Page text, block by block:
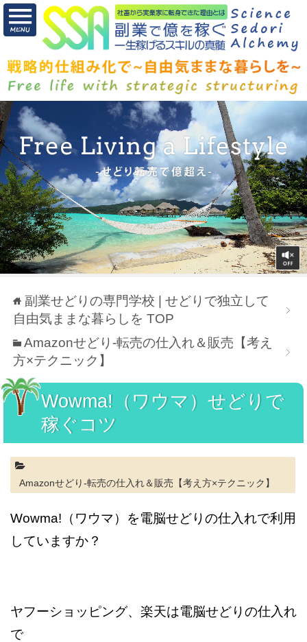
副業せどりの専門学校 | せどりで独立して
自由気ままな暮らしを TOP
Amazonせどり-転売の仕入れ＆販売【考え
方×テクニック】
Wowma!（ワウマ）せどりで
稼ぐコツ
Amazonせどり-転売の仕入れ＆販売【考え方×テクニック】
Wowma!（ワウマ）を電脳せどりの仕入れで利用
していますか？
ヤフーショッピング、楽天は電脳せどりの仕入れ
で